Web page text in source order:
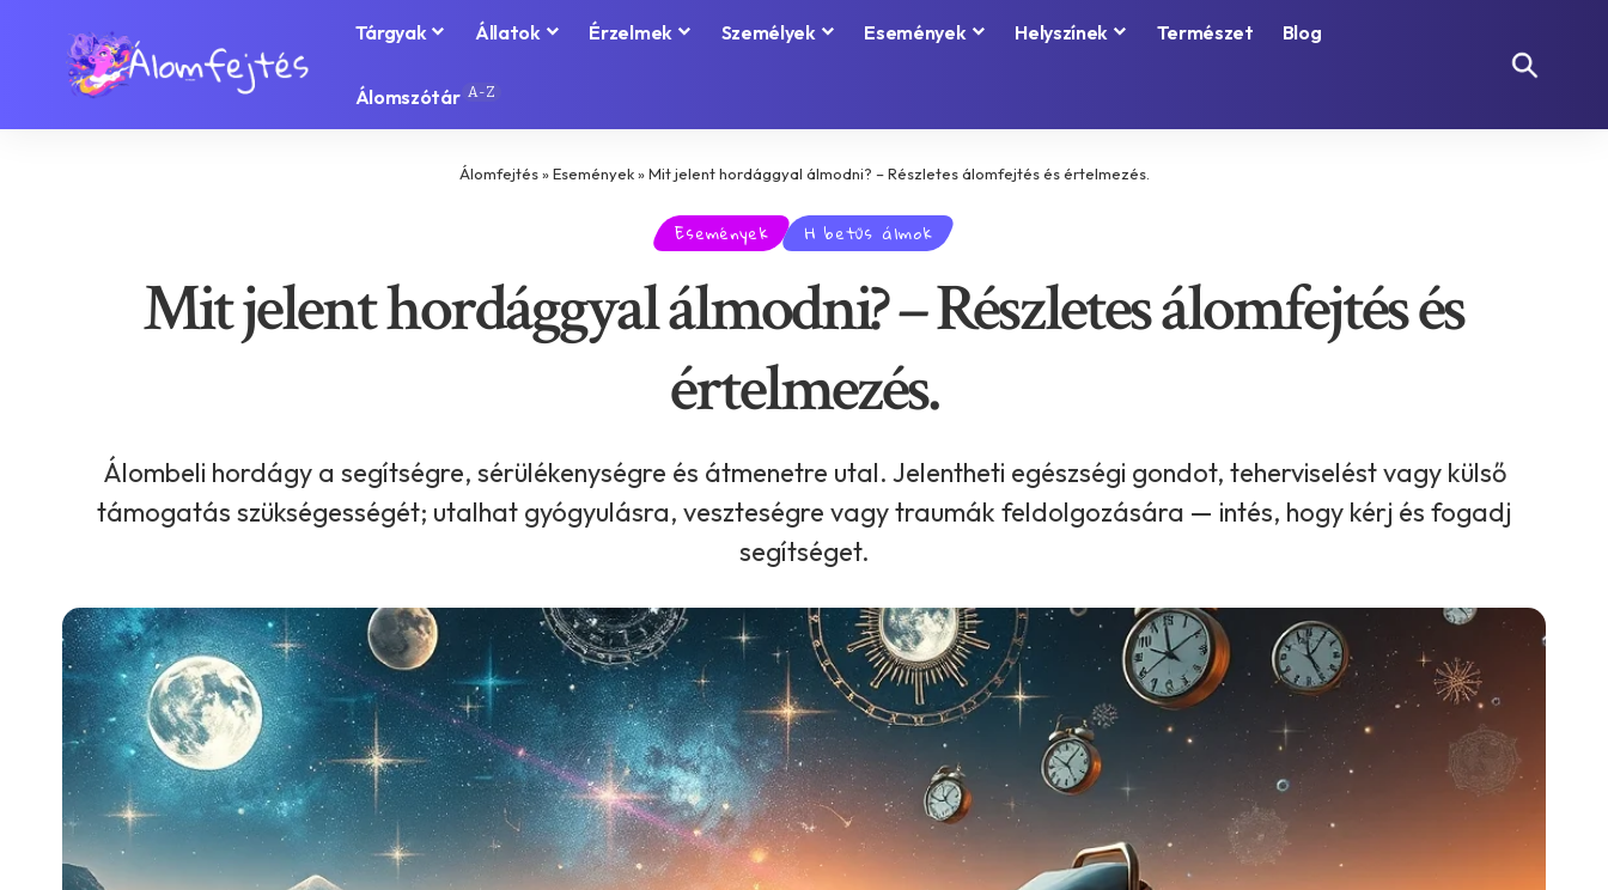
Tárgyak Állatok Érzelmek Személyek Események Helyszínek Természet Blog
Álomszótár A-Z
Álomfejtés»Események»Mit jelent hordággyal álmodni? – Részletes álomfejtés és értelmezés.
Események H betűs álmok
Mit jelent hordággyal álmodni? – Részletes álomfejtés és
értelmezés.
Álombeli hordágy a segítségre, sérülékenységre és átmenetre utal. Jelentheti egészségi gondot, teherviselést vagy külső
támogatás szükségességét; utalhat gyógyulásra, veszteségre vagy traumák feldolgozására — intés, hogy kérj és fogadj
segítséget.